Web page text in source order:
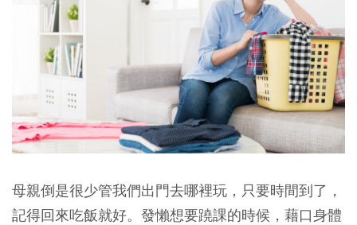
母親倒是很少管我們出門去哪裡玩，只要時間到了，
記得回來吃飯就好。發懶想要蹺課的時候，藉口身體